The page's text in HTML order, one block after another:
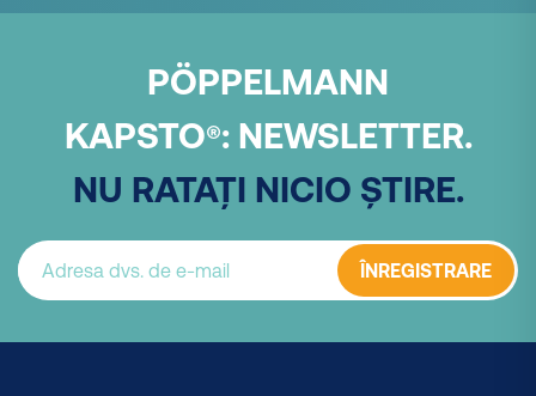
PÖPPELMANN
KAPSTO®: NEWSLETTER.
NU RATAȚI NICIO ȘTIRE.
ÎNREGISTRARE